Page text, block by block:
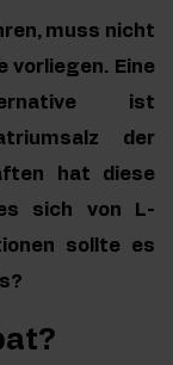
muss nicht
vorliegen. Eine
ist
der
hat diese
sich von L-
sollte es